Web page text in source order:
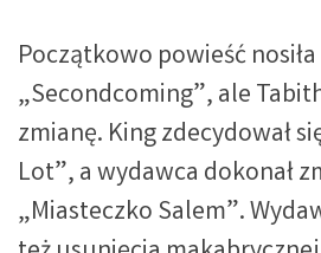
Początkowo powieść
„Secondcoming”, ale
zmianę. King zdecydował
Lot”, a wydawca dokonał
„Miasteczko Salem”.